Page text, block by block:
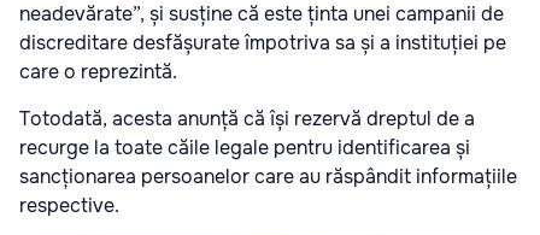
neadevărate”, și susține că este ținta unei campanii de
discreditare desfășurate împotriva sa și a instituției pe
care o reprezintă.
Totodată, acesta anunță că își rezervă dreptul de a
recurge la toate căile legale pentru identificarea și
sancționarea persoanelor care au răspândit informațiile
respective.